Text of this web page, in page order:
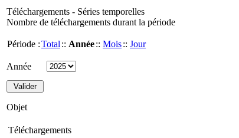
Téléchargements - Séries temporelles
Nombre de téléchargements durant la période
Période :Total :: Année:: Mois:: Jour
Année
Objet
Téléchargements